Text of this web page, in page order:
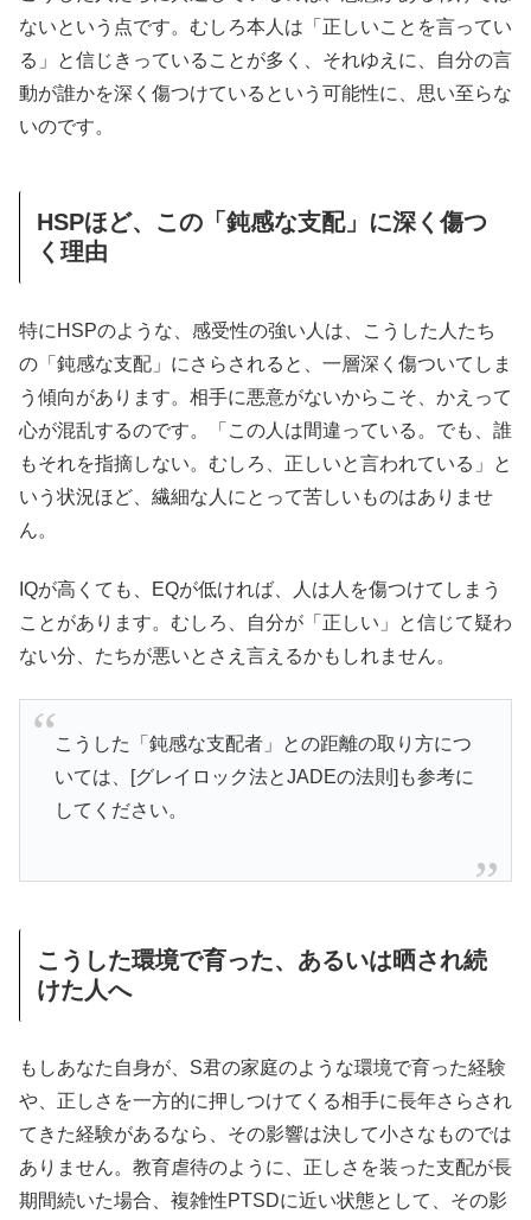
ないという点です。むしろ本人は「正しいことを言ってい
る」と信じきっていることが多く、それゆえに、自分の言
動が誰かを深く傷つけているという可能性に、思い至らな
いのです。
HSPほど、この「鈍感な支配」に深く傷つ
く理由
特にHSPのような、感受性の強い人は、こうした人たち
の「鈍感な支配」にさらされると、一層深く傷ついてしま
う傾向があります。相手に悪意がないからこそ、かえって
心が混乱するのです。「この人は間違っている。でも、誰
もそれを指摘しない。むしろ、正しいと言われている」と
いう状況ほど、繊細な人にとって苦しいものはありませ
ん。
IQが高くても、EQが低ければ、人は人を傷つけてしまう
ことがあります。むしろ、自分が「正しい」と信じて疑わ
ない分、たちが悪いとさえ言えるかもしれません。
こうした「鈍感な支配者」との距離の取り方につ
いては、[グレイロック法とJADEの法則]も参考に
してください。
こうした環境で育った、あるいは晒され続
けた人へ
もしあなた自身が、S君の家庭のような環境で育った経験
や、正しさを一方的に押しつけてくる相手に長年さらされ
てきた経験があるなら、その影響は決して小さなものでは
ありません。教育虐待のように、正しさを装った支配が長
期間続いた場合、複雑性PTSDに近い状態として、その影